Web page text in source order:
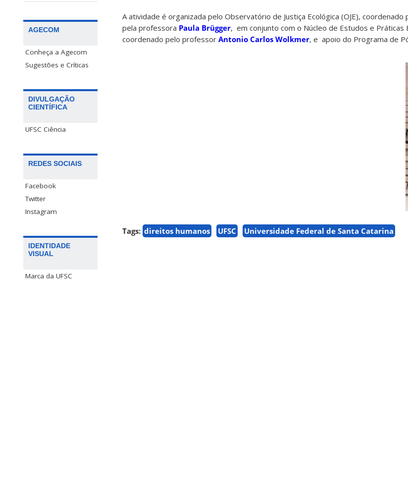
AGECOM
Conheça a Agecom
Sugestões e Críticas
DIVULGAÇÃO
CIENTÍFICA
UFSC Ciência
REDES SOCIAIS
Facebook
Twitter
Instagram
IDENTIDADE
VISUAL
Marca da UFSC
A atividade é organizada pelo Observatório de Justiça Ecológica (OJE), coordenado
pela professora Paula Brügger, em conjunto com o Núcleo de Estudos e Práticas
coordenado pelo professor Antonio Carlos Wolkmer, e apoio do Programa de
Tags: direitos humanos UFSC Universidade Federal de Santa Catarina